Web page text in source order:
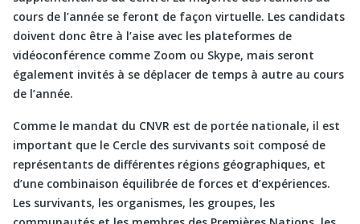
cours de l’année se feront de façon virtuelle. Les candidats
doivent donc être à l’aise avec les plateformes de
vidéoconférence comme Zoom ou Skype, mais seront
également invités à se déplacer de temps à autre au cours
de l’année.
Comme le mandat du CNVR est de portée nationale, il est
important que le Cercle des survivants soit composé de
représentants de différentes régions géographiques, et
d’une combinaison équilibrée de forces et d’expériences.
Les survivants, les organismes, les groupes, les